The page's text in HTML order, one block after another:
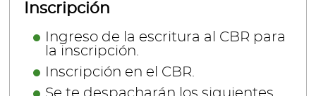
Inscripción
Ingreso de la escritura al CBR para
la inscripción.
Inscripción en el CBR.
Se te despacharán los siguientes